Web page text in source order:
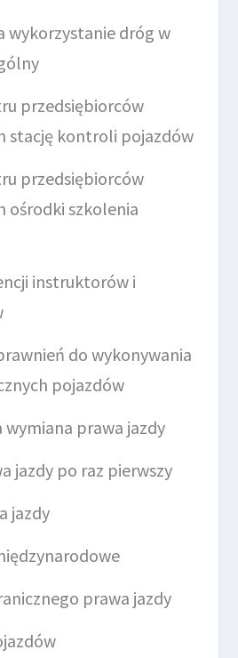
wykorzystanie dróg w
przedsiębiorców
stację kontroli pojazdów
przedsiębiorców
ośrodki szkolenia
instruktorów i
do wykonywania
pojazdów
wymiana prawa jazdy
jazdy po raz pierwszy
jazdy
prawa jazdy